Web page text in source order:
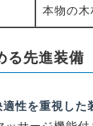
本物の
る先進装備
性を重視した